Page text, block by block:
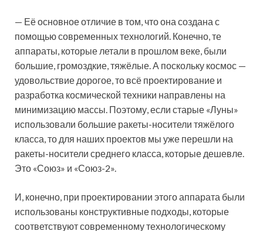
— Её основное отличие в том, что она создана с
помощью современных технологий. Конечно, те
аппараты, которые летали в прошлом веке, были
большие, громоздкие, тяжёлые. А поскольку космос —
удовольствие дорогое, то всё проектирование и
разработка космической техники направлены на
минимизацию массы. Поэтому, если старые «Луны»
использовали большие ракеты-носители тяжёлого
класса, то для наших проектов мы уже перешли на
ракеты-носители среднего класса, которые дешевле.
Это «Союз» и «Союз-2».
И, конечно, при проектировании этого аппарата были
использованы конструктивные подходы, которые
соответствуют современному технологическому